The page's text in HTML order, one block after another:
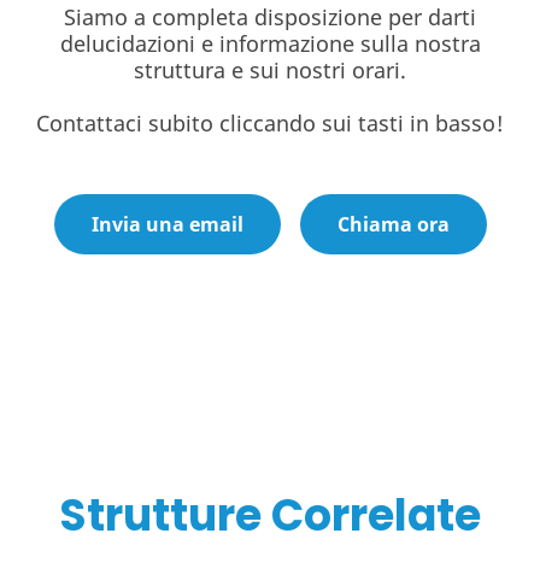
Siamo a completa disposizione per darti
delucidazioni e informazione sulla nostra
struttura e sui nostri orari.
Contattaci subito cliccando sui tasti in basso!
Invia una email Chiama ora
Strutture Correlate